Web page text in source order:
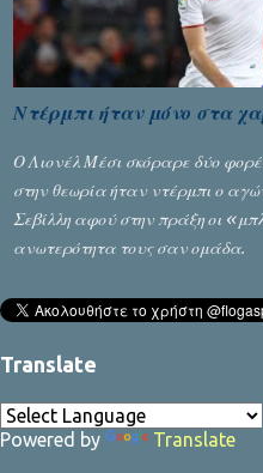
Ντέρμπι ήταν μόνο στα
Ο Λιονέλ Μέσι σκόραρε δύο
στην θεωρία ήταν ντέρμπι ο
Σεβίλλη αφού στην πράξη οι
ανωτερότητα τους σαν ομάδα.
Translate
Powered by Translate